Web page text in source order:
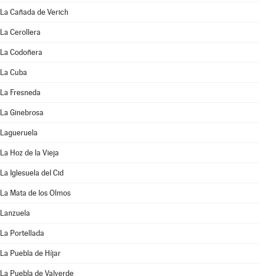
La Cañada de Verich
La Cerollera
La Codoñera
La Cuba
La Fresneda
La Ginebrosa
Lagueruela
La Hoz de la Vieja
La Iglesuela del Cid
La Mata de los Olmos
Lanzuela
La Portellada
La Puebla de Híjar
La Puebla de Valverde